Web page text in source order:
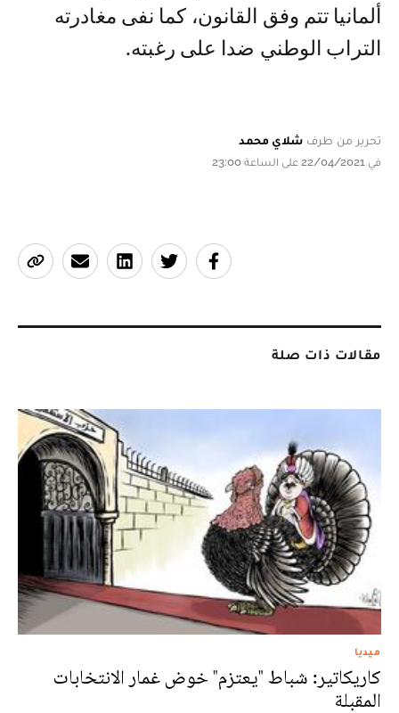
ألمانيا تتم وفق القانون، كما نفى مغادرته
التراب الوطني ضدا على رغبته.
تحرير من طرف شلاي محمد
في 22/04/2021 على الساعة 23:00
مقالات ذات صلة
ميديا
كاريكاتير: شباط "يعتزم" خوض غمار الانتخابات
المقبلة